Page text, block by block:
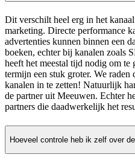
Dit verschilt heel erg in het
marketing. Directe performance
advertenties kunnen binnen een
boeken, echter bij kanalen zoals
heeft het meestal tijd nodig om
termijn een stuk groter. We raden
kanalen in te zetten! Natuurlijk
de partner uit Meeuwen. Echter
partners die daadwerkelijk het
Hoeveel controle heb ik zelf over